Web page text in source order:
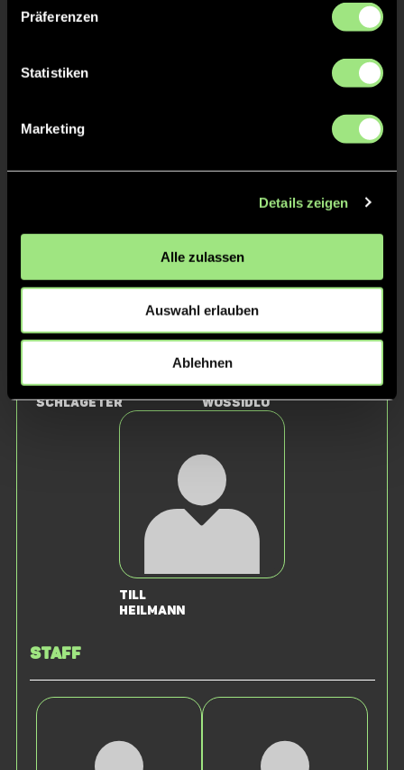
Präferenzen
Statistiken
Marketing
Details zeigen
Alle zulassen
Auswahl erlauben
Ablehnen
Folkerts
Philip
Schlageter
Jonas
Wossidlo
Till
Heilmann
Staff